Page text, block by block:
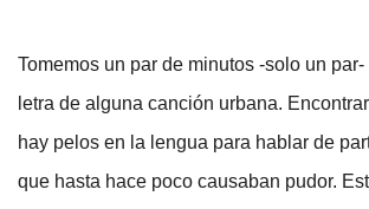
Tomemos un par de minutos -solo un
letra de alguna canción urbana.
hay pelos en la lengua para hablar de
que hasta hace poco causaban pudor.